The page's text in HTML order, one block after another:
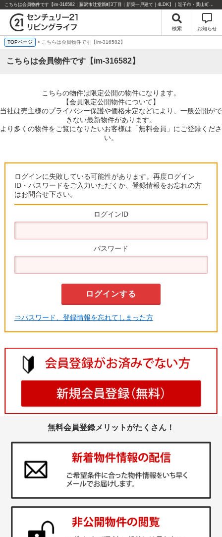
こちらは会員物件です【im-316582｜藤沢市辻堂新町3丁目｜新築一戸建て｜4LDK】｜逗子市・葉山町・湘南エリアの不動産のことならセンチュリー21リビングライフにお任せください！
検索 お知らせ
TOPページ > こちらは会員物件です【im-316582】
こちらは会員物件です【im-316582】
こちらの物件は限定公開の物件になります。
【会員限定公開物件について】
当社は売主様のプライバシー保護や価格未定などにより、一般公開がで
きない最新物件があります。
より多くの物件をご覧になりたいお客様は「無料会員」にご登録くださ
い。
ログインに失敗している可能性があります。再度ログイン
ID・パスワードをご入力いただくか、登録情報をお忘れの方
はお問合せ下さい。
ログインID
パスワード
⇒パスワード、登録情報を忘れてしまった方
無料会員登録メリットがたくさん！